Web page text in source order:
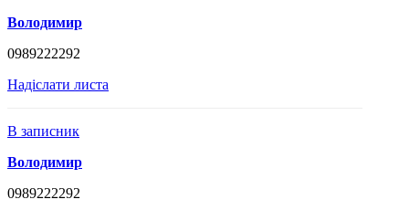
Володимир
0989222292
Надіслати листа
В записник
Володимир
0989222292